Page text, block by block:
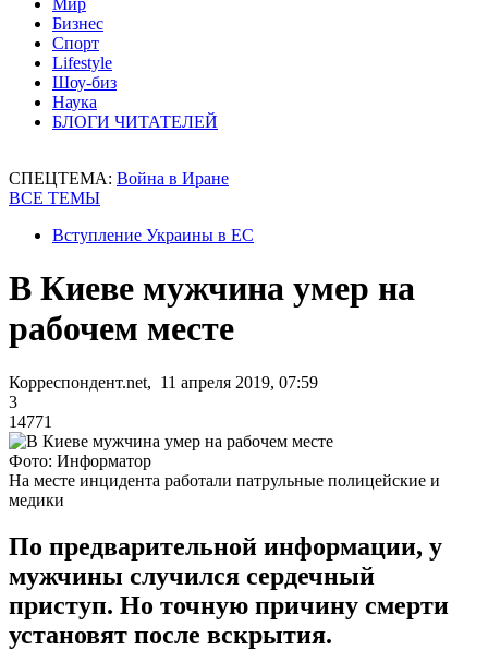
Мир
Бизнес
Спорт
Lifestyle
Шоу-биз
Наука
БЛОГИ ЧИТАТЕЛЕЙ
СПЕЦТЕМА: Война в Иране
ВСЕ ТЕМЫ
Вступление Украины в ЕС
В Киеве мужчина умер на
рабочем месте
Корреспондент.net, 11 апреля 2019, 07:59
3
14771
Фото: Информатор
На месте инцидента работали патрульные полицейские и
медики
По предварительной информации, у
мужчины случился сердечный
приступ. Но точную причину смерти
установят после вскрытия.